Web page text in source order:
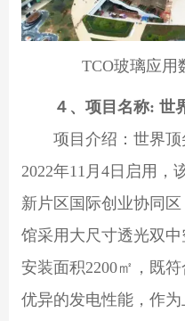
TCO玻璃应用
４、项目名称: 世
项目介绍：世界
2022年11月4日启用，
新片区国际创业协同
馆采用大尺寸透光双中
安装面积2200㎡，既
优异的发电性能，作